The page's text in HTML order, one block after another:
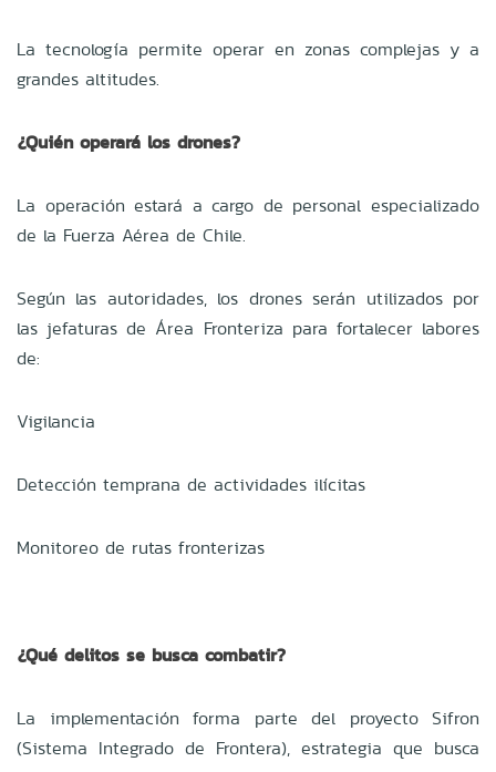
La tecnología permite operar en zonas complejas y a
grandes altitudes.
¿Quién operará los drones?
La operación estará a cargo de personal especializado
de la Fuerza Aérea de Chile.
Según las autoridades, los drones serán utilizados por
las jefaturas de Área Fronteriza para fortalecer labores
de:
Vigilancia
Detección temprana de actividades ilícitas
Monitoreo de rutas fronterizas
¿Qué delitos se busca combatir?
La implementación forma parte del proyecto Sifron
(Sistema Integrado de Frontera), estrategia que busca